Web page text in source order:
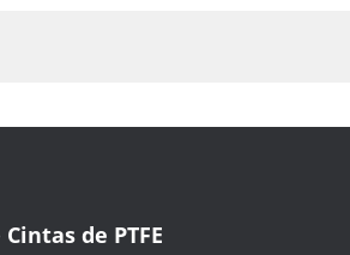
Cintas de PTFE